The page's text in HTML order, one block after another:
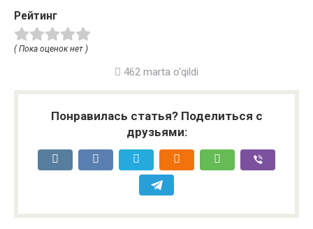
Рейтинг
( Пока оценок нет )
462 marta o'qildi
Понравилась статья? Поделиться с
друзьями: